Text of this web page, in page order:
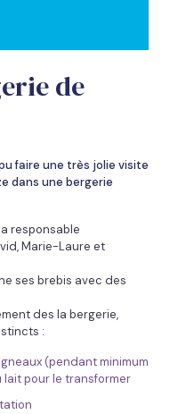
de
faire une très jolie visite
dans une bergerie
responsable
Marie-Laure et
ses brebis avec des
des la bergerie,
:
(pendant minimum
pour le transformer